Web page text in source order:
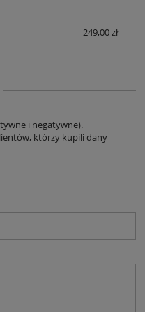
249,00 zł
i negatywne).
którzy kupili dany